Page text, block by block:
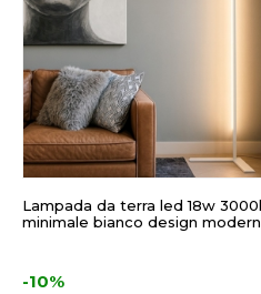
Lampada da terra led 18w
minimale bianco design
-10%